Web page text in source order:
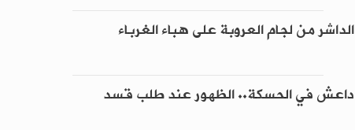
الداشر من لجام العروبة على هباء الغرباء
داعش في الحسكة.. الظهور عند طلب قسد